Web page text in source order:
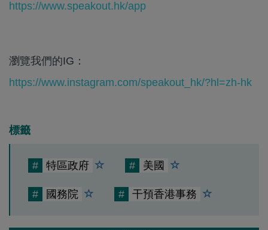
https://www.speakout.hk/app
瀏覽我們的IG：
https://www.instagram.com/speakout_hk/?hl=zh-hk
標籤
# 特區政府 # 美國
# 國務院 # 干預香港事務